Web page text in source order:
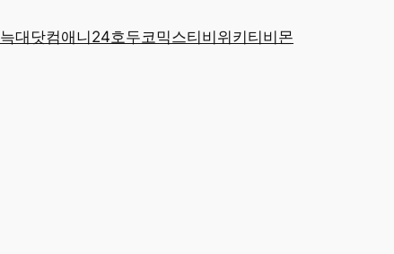
늑대닷컴애니24호두코믹스티비위키 티비몬